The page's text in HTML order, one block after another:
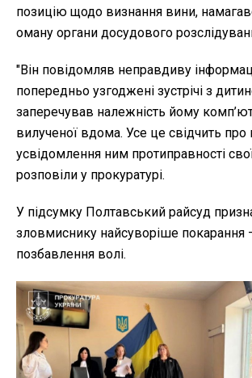
позицію щодо визнання вини,
оману органи досудового
"Він повідомляв неправдиву
попередньо узгоджені зустрічі з
заперечував належність йому
вилученої вдома. Усе це свідчить про
усвідомлення ним протиправності
розповіли у прокуратурі.
У підсумку Полтавський райсуд
зловмиснику найсуворіше покарання
позбавлення волі.